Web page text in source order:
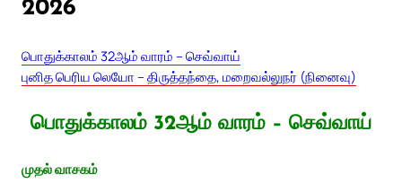
2026
பொதுக்காலம் 32ஆம் வாரம் – செவ்வாய்
புனித பெரிய லெயோ – திருத்தந்தை, மறைவல்லுநர் (நினைவு)
பொதுக்காலம் 32ஆம் வாரம் – செவ்வாய்
முதல் வாசகம்